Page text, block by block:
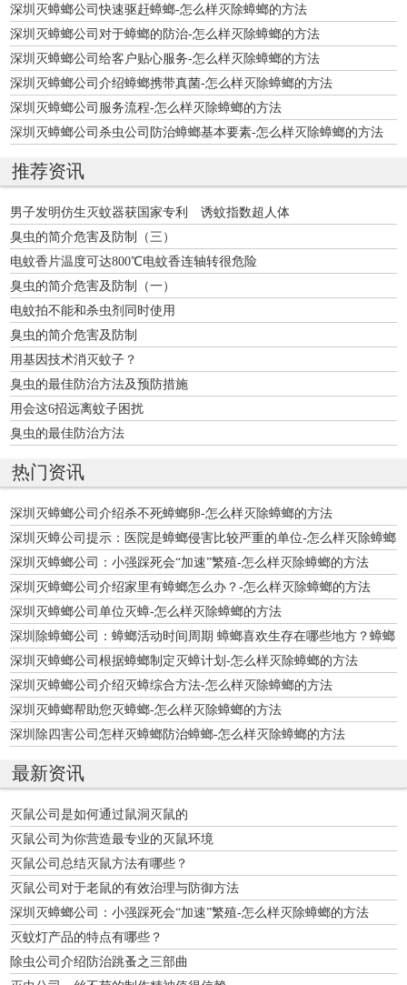
方法
深圳灭蟑螂公司快速驱赶蟑螂-怎么样灭除蟑螂的方法
深圳灭蟑螂公司对于蟑螂的防治-怎么样灭除蟑螂的方法
深圳灭蟑螂公司给客户贴心服务-怎么样灭除蟑螂的方法
深圳灭蟑螂公司介绍蟑螂携带真菌-怎么样灭除蟑螂的方法
深圳灭蟑螂公司服务流程-怎么样灭除蟑螂的方法
深圳灭蟑螂公司杀虫公司防治蟑螂基本要素-怎么样灭除蟑螂的方法
推荐资讯
男子发明仿生灭蚊器获国家专利 诱蚊指数超人体
臭虫的简介危害及防制（三）
电蚊香片温度可达800℃电蚊香连轴转很危险
臭虫的简介危害及防制（一）
电蚊拍不能和杀虫剂同时使用
臭虫的简介危害及防制
用基因技术消灭蚊子？
臭虫的最佳防治方法及预防措施
用会这6招远离蚊子困扰
臭虫的最佳防治方法
热门资讯
深圳灭蟑螂公司介绍杀不死蟑螂卵-怎么样灭除蟑螂的方法
深圳灭蟑公司提示：医院是蟑螂侵害比较严重的单位-怎么样灭除蟑螂
的方法
深圳灭蟑螂公司：小强踩死会“加速”繁殖-怎么样灭除蟑螂的方法
深圳灭蟑螂公司介绍家里有蟑螂怎么办？-怎么样灭除蟑螂的方法
深圳灭蟑螂公司单位灭蟑-怎么样灭除蟑螂的方法
深圳除蟑螂公司：蟑螂活动时间周期 蟑螂喜欢生存在哪些地方？蟑螂
的主要栖
深圳灭蟑螂公司根据蟑螂制定灭蟑计划-怎么样灭除蟑螂的方法
深圳灭蟑螂公司介绍灭蟑综合方法-怎么样灭除蟑螂的方法
深圳灭蟑螂帮助您灭蟑螂-怎么样灭除蟑螂的方法
深圳除四害公司怎样灭蟑螂防治蟑螂-怎么样灭除蟑螂的方法
最新资讯
灭鼠公司是如何通过鼠洞灭鼠的
灭鼠公司为你营造最专业的灭鼠环境
灭鼠公司总结灭鼠方法有哪些？
灭鼠公司对于老鼠的有效治理与防御方法
深圳灭蟑螂公司：小强踩死会“加速”繁殖-怎么样灭除蟑螂的方法
灭蚊灯产品的特点有哪些？
除虫公司介绍防治跳蚤之三部曲